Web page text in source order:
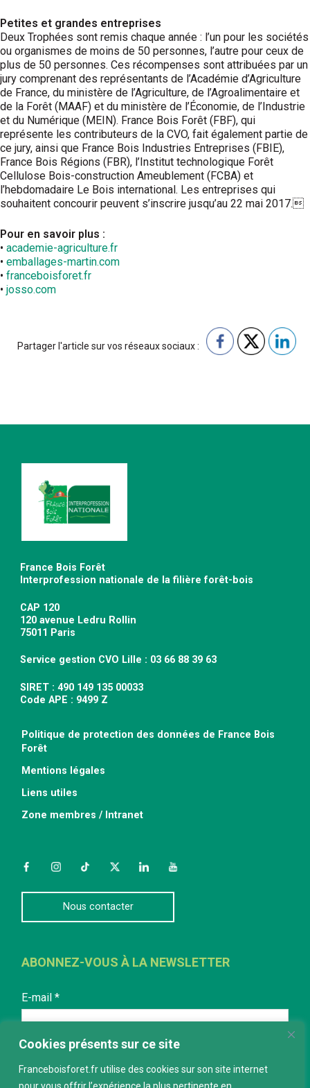
Cookies présents sur ce site
Franceboisforet.fr utilise des cookies sur son site internet
Petites et grandes entreprises
Deux Trophées sont remis chaque année : l’un pour les sociétés
ou organismes de moins de 50 personnes, l’autre pour ceux de
plus de 50 personnes. Ces récompenses sont attribuées par un
jury comprenant des représentants de l’Académie d’Agriculture
de France, du ministère de l’Agriculture, de l’Agroalimentaire et
de la Forêt (MAAF) et du ministère de l’Économie, de l’Industrie
et du Numé­rique (MEIN). France Bois Forêt (FBF), qui
représente les contributeurs de la CVO, fait également partie de
ce jury, ainsi que France Bois Industries Entreprises (FBIE),
France Bois Régions (FBR), l’Institut technologique Forêt
Cellulose Bois-construction Ameublement (FCBA) et
l’hebdomadaire Le Bois international. Les entreprises qui
souhaitent concourir peuvent s’inscrire jusqu’au 22 mai 2017.
Pour en savoir plus :
• academie-agriculture.fr
• emballages-martin.com
• franceboisforet.fr
• josso.com
Partager l'article sur vos réseaux sociaux :
France Bois Forêt
Interprofession nationale de la filière forêt-bois
CAP 120
120 avenue Ledru Rollin
75011 Paris
Service gestion CVO Lille : 03 66 88 39 63
SIRET : 490 149 135 00033
Code APE : 9499 Z
Politique de protection des données de France Bois
Forêt
Mentions légales
Liens utiles
Zone membres / Intranet
FacebookInstagramTikTokTwitterLinkedInYouTube
Nous contacter
ABONNEZ-VOUS À LA NEWSLETTER
E-mail *